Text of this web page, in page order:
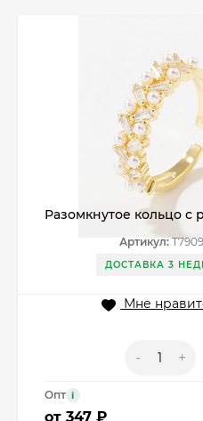
Разомкнутое кольцо с
жемчуга и страз T79096
Артикул:
ДОСТАВКА 3
Мне
- +
Опт i
от 347 ₽